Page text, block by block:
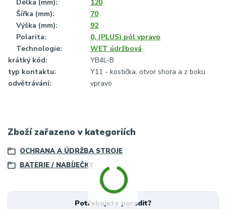
Délka (mm):
120
Šířka (mm):
70
Výška (mm):
92
Polarita:
0, (PLUS) pól vpravo
Technologie:
WET údržbová
krátký kód:
YB4L-B
typ kontaktu:
Y11 - kostička, otvor shora a z boku
odvětrávání: vpravo
Zboží zařazeno v kategoriích
OCHRANA A ÚDRŽBA STROJE
BATERIE / NABÍJEČKY
Potřebujete poradit?